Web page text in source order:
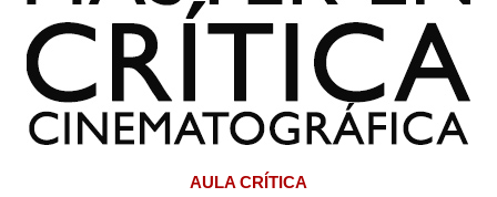
AULA CRÍTICA